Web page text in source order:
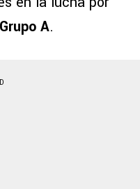
Grupo A.